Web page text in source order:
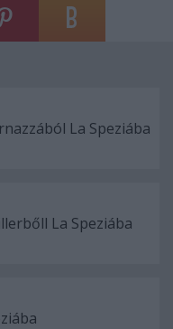
La Speziába
La Speziába